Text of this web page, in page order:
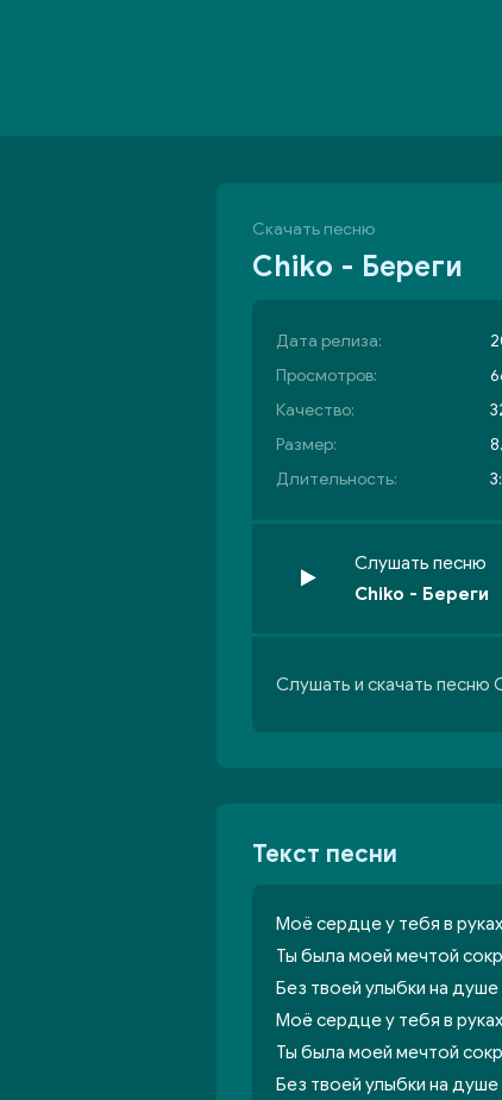
Скачать песню
Chiko - Береги
Дата релиза:
Просмотров:
Качество:
Размер:
Длительность:
Слушать песню
Chiko - Береги
Слушать и скачать песню
Текст песни
Моё сердце у тебя в
Ты была моей мечтой
Без твоей улыбки на
Моё сердце у тебя в
Ты была моей мечтой
Без твоей улыбки на